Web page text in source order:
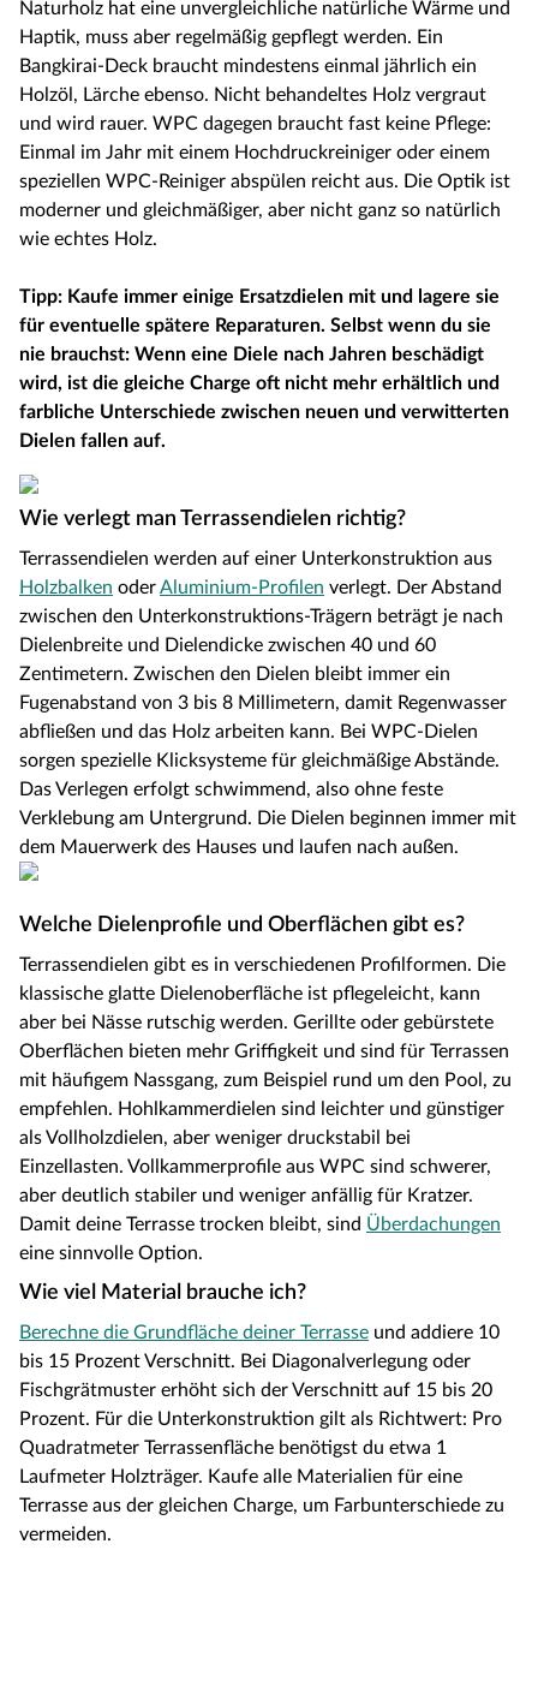
Naturholz hat eine unvergleichliche natürliche Wärme und
Haptik, muss aber regelmäßig gepflegt werden. Ein
Bangkirai-Deck braucht mindestens einmal jährlich ein
Holzöl, Lärche ebenso. Nicht behandeltes Holz vergraut
und wird rauer. WPC dagegen braucht fast keine Pflege:
Einmal im Jahr mit einem Hochdruckreiniger oder einem
speziellen WPC-Reiniger abspülen reicht aus. Die Optik ist
moderner und gleichmäßiger, aber nicht ganz so natürlich
wie echtes Holz.
Tipp: Kaufe immer einige Ersatzdielen mit und lagere sie
für eventuelle spätere Reparaturen. Selbst wenn du sie
nie brauchst: Wenn eine Diele nach Jahren beschädigt
wird, ist die gleiche Charge oft nicht mehr erhältlich und
farbliche Unterschiede zwischen neuen und verwitterten
Dielen fallen auf.
Wie verlegt man Terrassendielen richtig?
Terrassendielen werden auf einer Unterkonstruktion aus
Holzbalken oderAluminium-Profilen verlegt. Der Abstand
zwischen den Unterkonstruktions-Trägern beträgt je nach
Dielenbreite und Dielendicke zwischen 40 und 60
Zentimetern. Zwischen den Dielen bleibt immer ein
Fugenabstand von 3 bis 8 Millimetern, damit Regenwasser
abfließen und das Holz arbeiten kann. Bei WPC-Dielen
sorgen spezielle Klicksysteme für gleichmäßige Abstände.
Das Verlegen erfolgt schwimmend, also ohne feste
Verklebung am Untergrund. Die Dielen beginnen immer mit
dem Mauerwerk des Hauses und laufen nach außen.
Welche Dielenprofile und Oberflächen gibt es?
Terrassendielen gibt es in verschiedenen Profilformen. Die
klassische glatte Dielenoberfläche ist pflegeleicht, kann
aber bei Nässe rutschig werden. Gerillte oder gebürstete
Oberflächen bieten mehr Griffigkeit und sind für Terrassen
mit häufigem Nassgang, zum Beispiel rund um den Pool, zu
empfehlen. Hohlkammerdielen sind leichter und günstiger
als Vollholzdielen, aber weniger druckstabil bei
Einzellasten. Vollkammerprofile aus WPC sind schwerer,
aber deutlich stabiler und weniger anfällig für Kratzer.
Damit deine Terrasse trocken bleibt, sind Überdachungen
eine sinnvolle Option.
Wie viel Material brauche ich?
Berechne die Grundfläche deiner Terrasse und addiere 10
bis 15 Prozent Verschnitt. Bei Diagonalverlegung oder
Fischgrätmuster erhöht sich der Verschnitt auf 15 bis 20
Prozent. Für die Unterkonstruktion gilt als Richtwert: Pro
Quadratmeter Terrassenfläche benötigst du etwa 1
Laufmeter Holzträger. Kaufe alle Materialien für eine
Terrasse aus der gleichen Charge, um Farbunterschiede zu
vermeiden.